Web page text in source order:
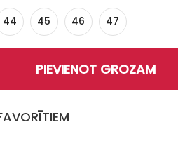
44 45 46 47
PIEVIENOT GROZAM